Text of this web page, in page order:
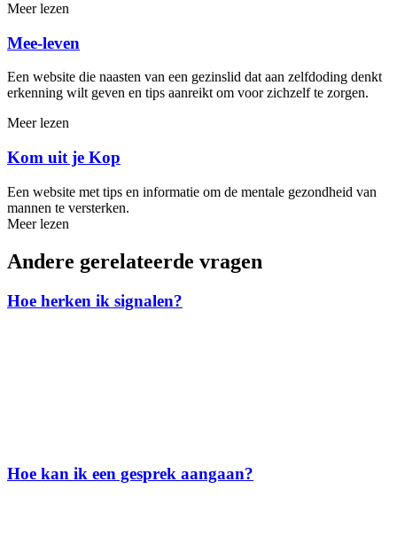
Meer lezen
Mee-leven
Een website die naasten van een gezinslid dat aan zelfdoding denkt
erkenning wilt geven en tips aanreikt om voor zichzelf te zorgen.
Meer lezen
Kom uit je Kop
Een website met tips en informatie om de mentale gezondheid van
mannen te versterken.
Meer lezen
Andere gerelateerde vragen
Hoe herken ik signalen?
Hoe kan ik een gesprek aangaan?